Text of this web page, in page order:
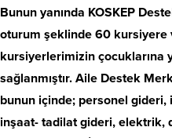
Bunun yanında KOSKEP
oturum şeklinde 60 kursiyere
kursiyerlerimizin çocuklarına
sağlanmıştır. Aile Destek
bunun içinde; personel
inşaat- tadilat gideri, elektrik,